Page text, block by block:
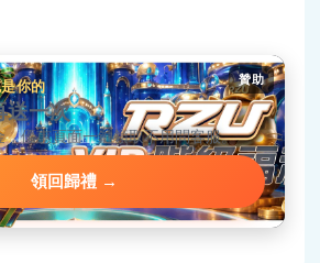
贊助
你的
送一次
，優惠頁面一鍵領取不用問客服。
領回歸禮 →